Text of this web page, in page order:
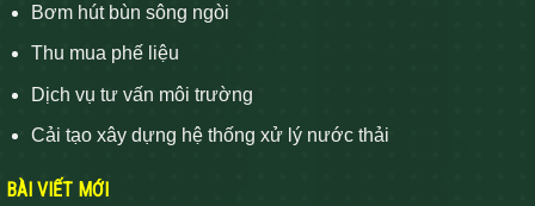
Bơm hút bùn sông ngòi
Thu mua phế liệu
Dịch vụ tư vấn môi trường
Cải tạo xây dựng hệ thống xử lý nước thải
BÀI VIẾT MỚI